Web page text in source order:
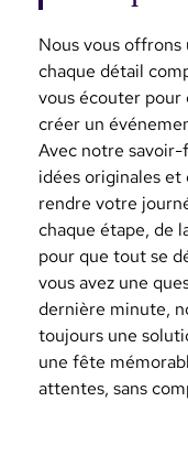
Nous vous
chaque détail
vous écouter pour
créer un
Avec notre savoir-
idées originales
rendre votre
chaque étape, de
pour que tout se
vous avez une
dernière minute,
toujours une
une fête
attentes, sans